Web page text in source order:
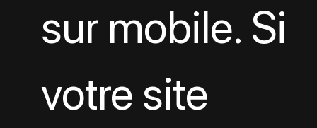
sur mobile. Si
votre site